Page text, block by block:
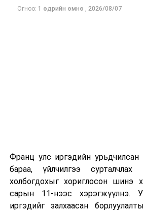
Огноо: 1 өдрийн өмнө , 2026/08/07
Франц улс иргэдийн урьдчилсан
бараа, үйлчилгээ сурталчлах
холбогдохыг хориглосон шинэ
сарын 11-нээс хэрэгжүүлнэ.
иргэдийг залхаасан